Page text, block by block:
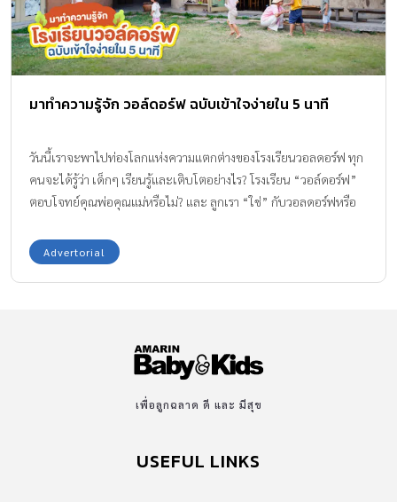
อาบน้ำด้วยของเล่นหรือเกม ที่คิดขึ้นเองระหว่างแม่ ลูก เอามาเล่นกัน
เฉพาะเวลา อาบน้ำ หรือจะเป็นนิทานลอยน้ำ หนังสือที่ทำจากวัสดุทน
น้ำ ให้ลูกสามารถอ่านระหว่างอาบน้ำได้ไม่ต้องกลัวเปียก ทำให้ลูก
เพลิดเพลินและรักการอาบน้ำยิ่งขึ้น 3. เปิดเพลง หรือร้องเพลงชวน
อาบน้ำ เพลงก็เป็นอีกหนึ่งตัวช่วยของแม่ที่ทำให้ลูกชอบอาบน้ำ […]
มาทำความรู้จัก วอล์ดอร์ฟ ฉบับเข้าใจง่ายใน 5 นาที
วันนี้เราจะพาไปท่องโลกแห่งความแตกต่างของโรงเรียนวอลดอร์ฟ ทุก
คนจะได้รู้ว่า เด็กๆ เรียนรู้และเติบโตอย่างไร? โรงเรียน “วอล์ดอร์ฟ”
ตอบโจทย์คุณพ่อคุณแม่หรือไม่? และ ลูกเรา “ใช่” กับวอลดอร์ฟหรือ
ด้วยจินตนาการกันได้เลยค่ะ จุดเริ่มต้นของ วอล์ดอร์ฟ: เมื่อ
โรงงานยาสูบกลายเป็นโรงเรียน ในปี ค.ศ. 1919 หลังจากสงครามโลก
เยียวยา ฟื้นฟูสังคม ผ่านศิลปะและปรัชญา นักเรียนกลุ่มแรกคือลูกของ
คนงานในโรงงานยาสูบวอลดอร์ฟ – แอสโทเรีย (Waldorf-Astoria)
ประเทศเยอรมนี เพื่อให้เด็ก ๆ ได้รับการศึกษาที่ดีและครอบคลุมทุก
อยากรู้อยากเห็นให้เกินวัย ดังนั้นการดูแล, สื่อการสอน-อุปกรณ์-ข้าว
Advertorial
เพื่อลูกฉลาด ดี และ มีสุข
USEFUL LINKS